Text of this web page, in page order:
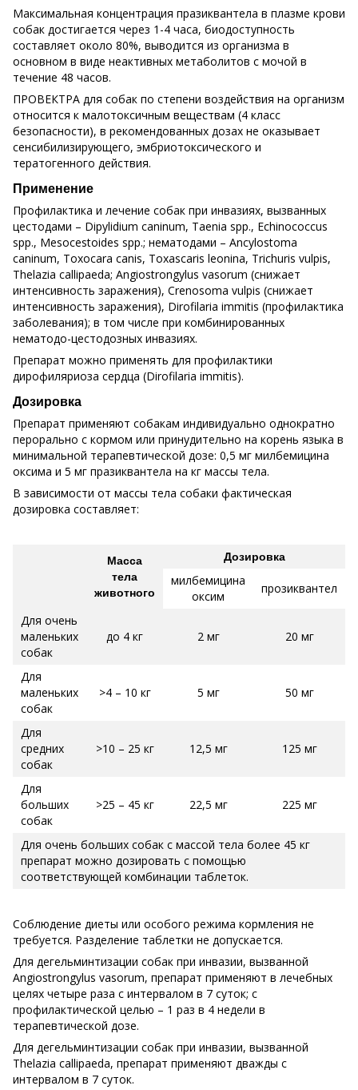
Максимальная концентрация празиквантела в плазме крови
собак достигается через 1-4 часа, биодоступность
составляет около 80%, выводится из организма в
основном в виде неактивных метаболитов с мочой в
течение 48 часов.
ПРОВЕКТРА для собак по степени воздействия на организм
относится к малотоксичным веществам (4 класс
безопасности), в рекомендованных дозах не оказывает
сенсибилизирующего, эмбриотоксического и
тератогенного действия.
Применение
Профилактика и лечение собак при инвазиях, вызванных
цестодами – Dipylidium caninum, Taenia spp., Echinococcus
spp., Mesocestoides spp.; нематодами – Ancylostoma
caninum, Toxocara canis, Toxascaris leonina, Trichuris vulpis,
Thelazia callipaeda; Angiostrongylus vasorum (снижает
интенсивность заражения), Crenosoma vulpis (снижает
интенсивность заражения), Dirofilaria immitis (профилактика
заболевания); в том числе при комбинированных
нематодо-цестодозных инвазиях.
Препарат можно применять для профилактики
дирофиляриоза сердца (Dirofilaria immitis).
Дозировка
Препарат применяют собакам индивидуально однократно
перорально с кормом или принудительно на корень языка в
минимальной терапевтической дозе: 0,5 мг милбемицина
оксима и 5 мг празиквантела на кг массы тела.
В зависимости от массы тела собаки фактическая
дозировка составляет:
Масса
тела
животного
Дозировка
милбемицина
оксим
прозиквантел
Для очень
маленьких
собак
до 4 кг 2 мг 20 мг
Для
маленьких
собак
>4 – 10 кг 5 мг 50 мг
Для
средних
собак
>10 – 25 кг 12,5 мг 125 мг
Для
больших
собак
>25 – 45 кг 22,5 мг 225 мг
Для очень больших собак с массой тела более 45 кг
препарат можно дозировать с помощью
соответствующей комбинации таблеток.
Соблюдение диеты или особого режима кормления не
требуется. Разделение таблетки не допускается.
Для дегельминтизации собак при инвазии, вызванной
Angiostrongylus vasorum, препарат применяют в лечебных
целях четыре раза с интервалом в 7 суток; с
профилактической целью – 1 раз в 4 недели в
терапевтической дозе.
Для дегельминтизации собак при инвазии, вызванной
Thelazia callipaeda, препарат применяют дважды с
интервалом в 7 суток.